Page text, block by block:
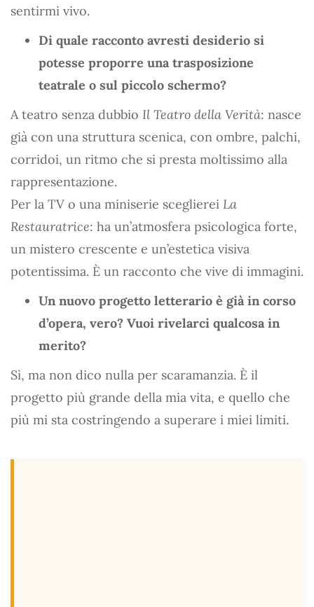
sentirmi vivo.
Di quale racconto avresti desiderio si
potesse proporre una trasposizione
teatrale o sul piccolo schermo?
A teatro senza dubbio Il Teatro della Verità: nasce
già con una struttura scenica, con ombre, palchi,
corridoi, un ritmo che si presta moltissimo alla
rappresentazione.
Per la TV o una miniserie sceglierei La
Restauratrice: ha un’atmosfera psicologica forte,
un mistero crescente e un’estetica visiva
potentissima. È un racconto che vive di immagini.
Un nuovo progetto letterario è già in corso
d’opera, vero? Vuoi rivelarci qualcosa in
merito?
Sì, ma non dico nulla per scaramanzia. È il
progetto più grande della mia vita, e quello che
più mi sta costringendo a superare i miei limiti.